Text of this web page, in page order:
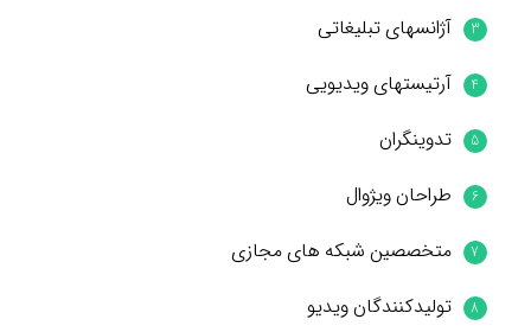
آژانسهای تبلیغاتی
آرتیستهای ویدیویی
تدوینگران
طراحان ویژوال
متخصصین شبکه های مجازی
تولیدکنندگان ویدیو